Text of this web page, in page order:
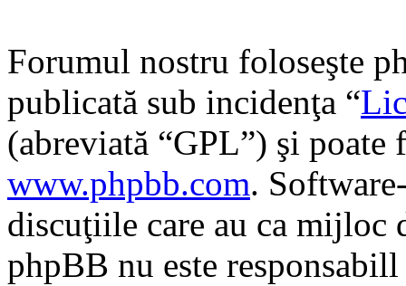
Forumul nostru foloseşte
publicată sub incidenţa “
(abreviată “GPL”) şi poate
www.phpbb.com.
discuţiile care au ca mijloc
phpBB nu este